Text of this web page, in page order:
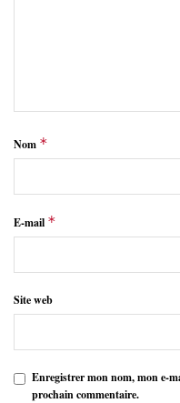
Nom *
E-mail *
Site web
Enregistrer mon nom, mon e-
prochain commentaire.